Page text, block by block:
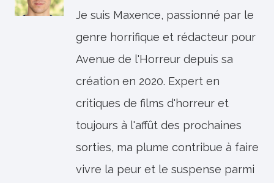
Je suis Maxence, passionné par le
genre horrifique et rédacteur pour
Avenue de l'Horreur depuis sa
création en 2020. Expert en
critiques de films d'horreur et
toujours à l'affût des prochaines
sorties, ma plume contribue à faire
vivre la peur et le suspense parmi